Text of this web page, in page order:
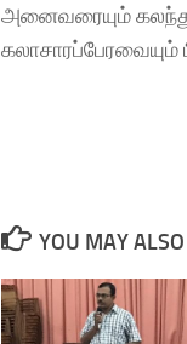
அனைவரையும்
YOU MAY